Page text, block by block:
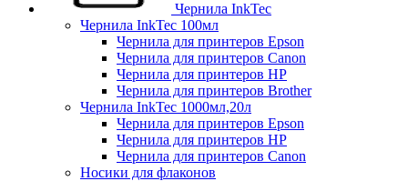
Чернила InkTec
Чернила InkTec 100мл
Чернила для принтеров Epson
Чернила для принтеров Canon
Чернила для принтеров HP
Чернила для принтеров Brother
Чернила InkTec 1000мл,20л
Чернила для принтеров Epson
Чернила для принтеров HP
Чернила для принтеров Canon
Носики для флаконов